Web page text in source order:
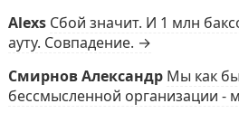
Alexs Сбой значит. И 1 млн
ауту. Совпадение. →
Смирнов Александр Мы как
бессмысленной организации -